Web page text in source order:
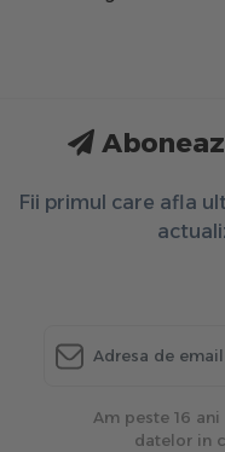
Fii primul care afla
Am peste 16
datelor in